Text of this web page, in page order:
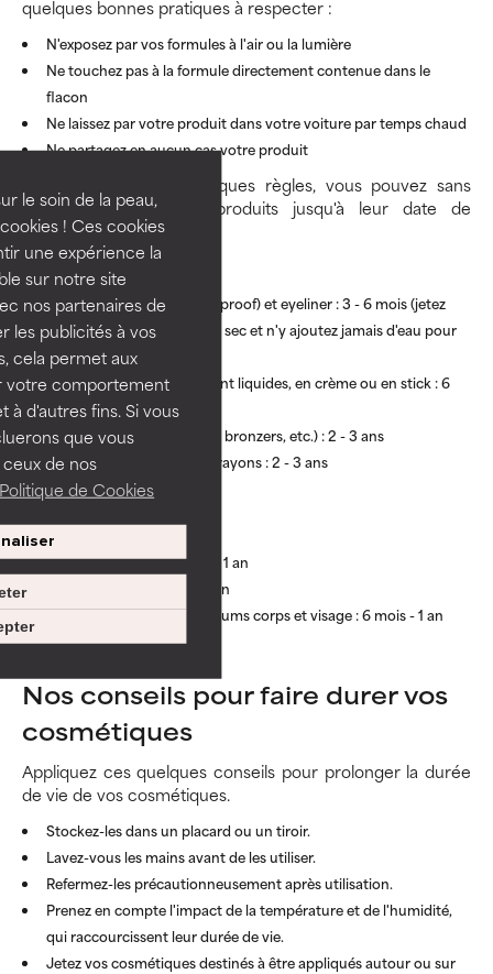
le soin de la peau,
! Ces cookies
une expérience la
sur notre site
nos partenaires de
les publicités à vos
cela permet aux
votre comportement
à d'autres fins. Si vous
que vous
de nos
Politique de Cookies
quelques bonnes pratiques à respecter :
N'exposez par vos formules à l'air ou la lumière
Ne touchez pas à la formule directement contenue dans le
flacon
Ne laissez par votre produit dans votre voiture par temps chaud
Ne partagez en aucun cas votre produit
Si vous suivez ces quelques règles, vous pouvez sans
problème utiliser vos produits jusqu'à leur date de
péremption.
MAQUILLAGE
Mascara (normal ou waterproof) et eyeliner : 3 - 6 mois (jetez
votre mascara dès qu'il est sec et n'y ajoutez jamais d'eau pour
prolonger sa durée de vie)
Anti-cernes et fonds de teint liquides, en crème ou en stick : 6
mois - 1 an
Produits en poudre (blush, bronzers, etc.) : 2 - 3 ans
Rouges à lèvres, gloss et crayons : 2 - 3 ans
SOINS
Nettoyants visage : 1 an
Lotions toniques : 6 mois - 1 an
Exfoliants AHA et BHA : 1 an
Crèmes hydratantes et sérums corps et visage : 6 mois - 1 an
Baumes à lèvres : 1 an
Nos conseils pour faire durer vos
cosmétiques
Appliquez ces quelques conseils pour prolonger la durée
de vie de vos cosmétiques.
Stockez-les dans un placard ou un tiroir.
Lavez-vous les mains avant de les utiliser.
Refermez-les précautionneusement après utilisation.
Prenez en compte l'impact de la température et de l'humidité,
qui raccourcissent leur durée de vie.
Jetez vos cosmétiques destinés à être appliqués autour ou sur